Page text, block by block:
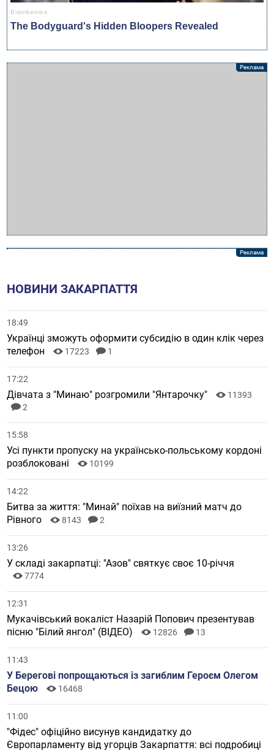
НОВИНИ ЗАКАРПАТТЯ
18:49
Українці зможуть оформити субсидію в один клік через
телефон
17223 1
17:22
Дівчата з "Минаю" розгромили "Янтарочку"
11393
2
15:58
Усі пункти пропуску на українсько-польському кордоні
розблоковані
10199
14:22
Битва за життя: "Минай" поїхав на виїзний матч до
Рівного
8143 2
13:26
У складі закарпатці: "Азов" святкує своє 10-річчя
7774
12:31
Мукачівський вокаліст Назарій Попович презентував
пісню "Білий янгол" (ВІДЕО)
12826 13
11:43
У Берегові попрощаються із загиблим Героєм Олегом
Бецою
16468
11:00
"Фідес" офіційно висунув кандидатку до
Європарламенту від угорців Закарпаття: всі подробиці